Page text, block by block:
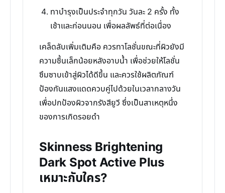
ทาบำรุงเป็นประจำทุกวัน วันละ 2 ครั้ง ทั้ง
เช้าและก่อนนอน เพื่อผลลัพธ์ที่ต่อเนื่อง
เคล็ดลับเพิ่มเติมคือ ควรทาโลชั่นขณะที่ผิวยังมี
ความชื้นเล็กน้อยหลังอาบน้ำ เพื่อช่วยให้โลชั่น
ซึมซาบเข้าสู่ผิวได้ดีขึ้น และควรใช้ผลิตภัณฑ์
ป้องกันแสงแดดควบคู่ไปด้วยในเวลากลางวัน
เพื่อปกป้องผิวจากรังสียูวี ซึ่งเป็นสาเหตุหนึ่ง
ของการเกิดรอยดำ
Skinness Brightening
Dark Spot Active Plus
เหมาะกับใคร?